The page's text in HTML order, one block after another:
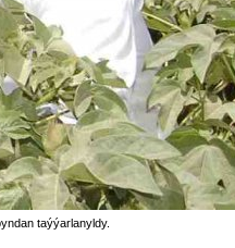
taýýarlanyldy.